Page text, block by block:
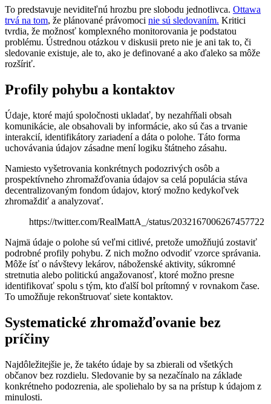
To predstavuje neviditeľnú hrozbu pre slobodu jednotlivca. Ottawa
trvá na tom, že plánované právomoci nie sú sledovaním. Kritici
tvrdia, že možnosť komplexného monitorovania je podstatou
problému. Ústrednou otázkou v diskusii preto nie je ani tak to, či
sledovanie existuje, ale to, ako je definované a ako ďaleko sa môže
rozšíriť.
Profily pohybu a kontaktov
Údaje, ktoré majú spoločnosti ukladať, by nezahŕňali obsah
komunikácie, ale obsahovali by informácie, ako sú čas a trvanie
interakcií, identifikátory zariadení a dáta o polohe. Táto forma
uchovávania údajov zásadne mení logiku štátneho zásahu.
Namiesto vyšetrovania konkrétnych podozrivých osôb a
prospektívneho zhromažďovania údajov sa celá populácia stáva
decentralizovaným fondom údajov, ktorý možno kedykoľvek
zhromaždiť a analyzovať.
https://twitter.com/RealMattA_/status/2032167006267457722
Najmä údaje o polohe sú veľmi citlivé, pretože umožňujú zostaviť
podrobné profily pohybu. Z nich možno odvodiť vzorce správania.
Môže ísť o návštevy lekárov, náboženské aktivity, súkromné
stretnutia alebo politickú angažovanosť, ktoré možno presne
identifikovať spolu s tým, kto ďalší bol prítomný v rovnakom čase.
To umožňuje rekonštruovať siete kontaktov.
Systematické zhromažďovanie bez
príčiny
Najdôležitejšie je, že takéto údaje by sa zbierali od všetkých
občanov bez rozdielu. Sledovanie by sa nezačínalo na základe
konkrétneho podozrenia, ale spoliehalo by sa na prístup k údajom z
minulosti.